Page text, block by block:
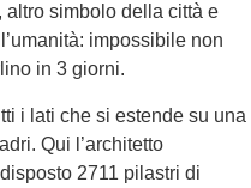
altro simbolo della città e
impossibile non
in 3 giorni.
i lati che si estende su una
Qui l’architetto
2711 pilastri di